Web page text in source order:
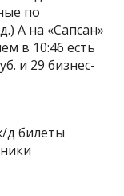
по
А на «Сапсан»
в 10:46 есть
и 29 бизнес-